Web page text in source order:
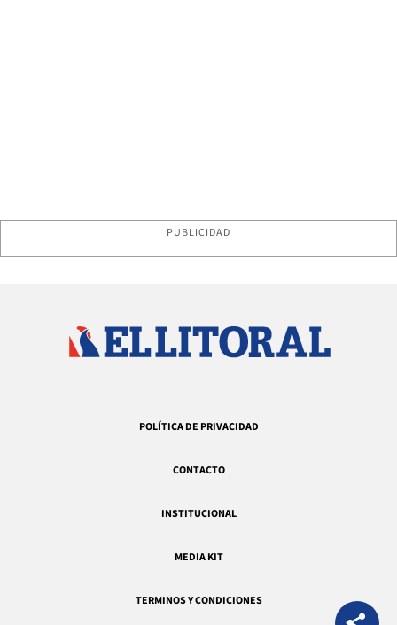
PUBLICIDAD
POLÍTICA DE PRIVACIDAD
CONTACTO
INSTITUCIONAL
MEDIA KIT
TERMINOS Y CONDICIONES